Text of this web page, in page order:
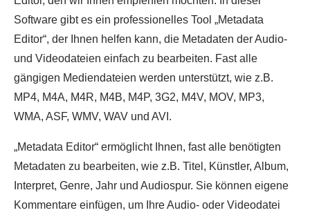
Software gibt es ein professionelles Tool „Metadata
Editor“, der Ihnen helfen kann, die Metadaten der Audio-
und Videodateien einfach zu bearbeiten. Fast alle
gängigen Mediendateien werden unterstützt, wie z.B.
MP4, M4A, M4R, M4B, M4P, 3G2, M4V, MOV, MP3,
WMA, ASF, WMV, WAV und AVI.
„Metadata Editor“ ermöglicht Ihnen, fast alle benötigten
Metadaten zu bearbeiten, wie z.B. Titel, Künstler, Album,
Interpret, Genre, Jahr und Audiospur. Sie können eigene
Kommentare einfügen, um Ihre Audio- oder Videodatei